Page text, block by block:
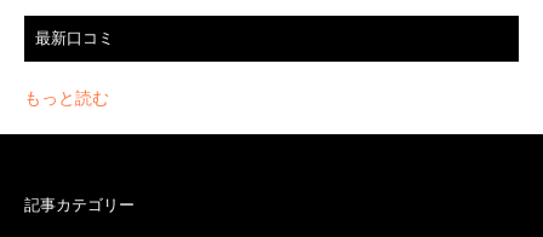
最新口コミ
もっと読む
記事カテゴリー